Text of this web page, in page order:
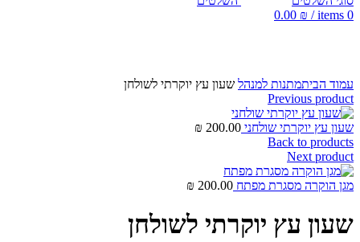
0
items
/
0.00 ₪
עמוד הביתמתנות למנהל שעון עץ יוקרתי לשולחן
Previous product
שעון עץ יוקרתי שולחני 200.00
₪
Back to products
Next product
מגן הוקרה מסגרת מפתח 200.00
₪
שעון עץ יוקרתי לשולחן